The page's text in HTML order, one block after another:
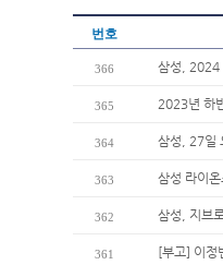
번호
366 삼성, 2024
365 2023년 하
364 삼성, 27일
363 삼성 라이
362 삼성, 지브
361 [부고] 이정